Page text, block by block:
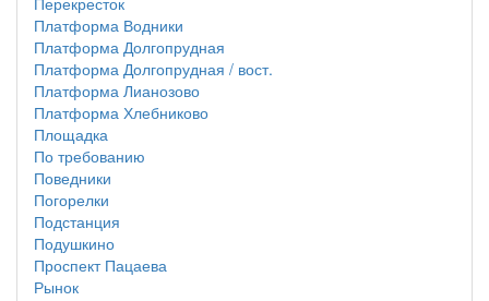
Платформа Водники
Платформа Долгопрудная
Платформа Долгопрудная / вост.
Платформа Лианозово
Платформа Хлебниково
Площадка
По требованию
Поведники
Погорелки
Подстанция
Подушкино
Проспект Пацаева
Рынок